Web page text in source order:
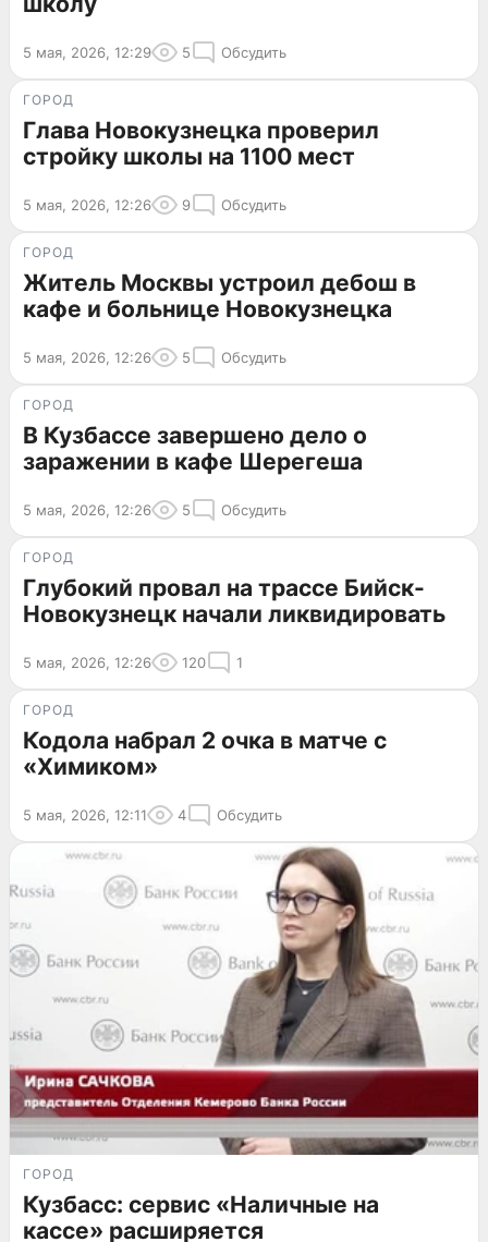
5 мая, 2026, 12:29 5 Обсудить
ГОРОД
Глава Новокузнецка проверил
стройку школы на 1100 мест
5 мая, 2026, 12:26 9 Обсудить
ГОРОД
Житель Москвы устроил дебош в
кафе и больнице Новокузнецка
5 мая, 2026, 12:26 5 Обсудить
ГОРОД
В Кузбассе завершено дело о
заражении в кафе Шерегеша
5 мая, 2026, 12:26 5 Обсудить
ГОРОД
Глубокий провал на трассе Бийск-
Новокузнецк начали ликвидировать
5 мая, 2026, 12:26 120 1
ГОРОД
Кодола набрал 2 очка в матче с
«Химиком»
5 мая, 2026, 12:11 4 Обсудить
ГОРОД
Кузбасс: сервис «Наличные на
кассе» расширяется